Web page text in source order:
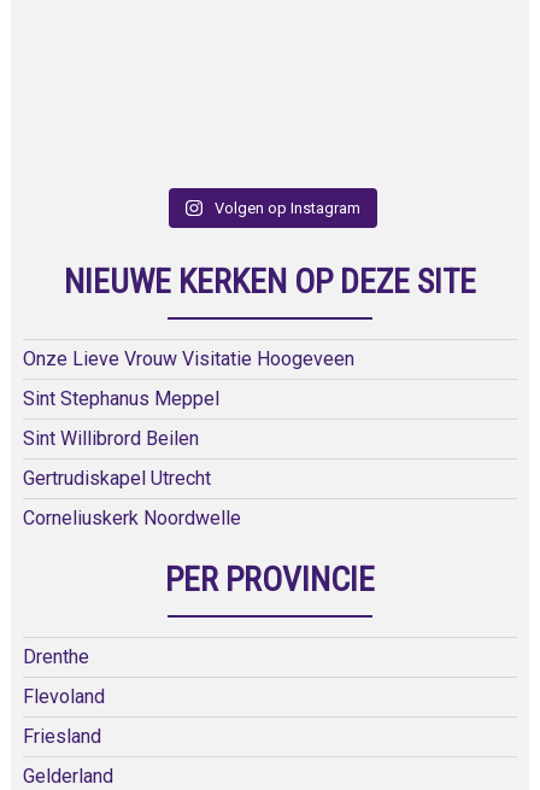
Volgen op Instagram
NIEUWE KERKEN OP DEZE SITE
Onze Lieve Vrouw Visitatie Hoogeveen
Sint Stephanus Meppel
Sint Willibrord Beilen
Gertrudiskapel Utrecht
Corneliuskerk Noordwelle
PER PROVINCIE
Drenthe
Flevoland
Friesland
Gelderland